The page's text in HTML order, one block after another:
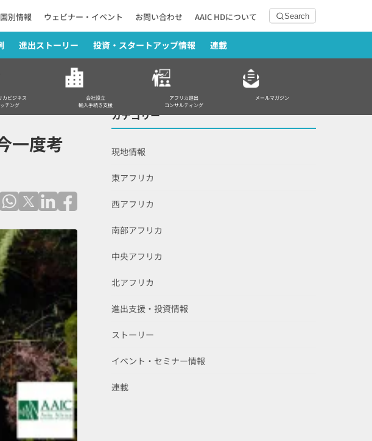
別情報 ウェビナー・イベント お問い合わせ AAIC HDについて Search
進出ストーリー 投資・スタートアップ情報 連載
カビジネス
チング
会社設立
輸入手続き支援
アフリカ進出
コンサルティング
メールマガジン
への道
一度考
カテゴリー
現地情報
東アフリカ
西アフリカ
南部アフリカ
中央アフリカ
北アフリカ
進出支援・投資情報
ストーリー
イベント・セミナー情報
連載